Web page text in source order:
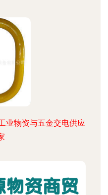
业物资与五金交电供应